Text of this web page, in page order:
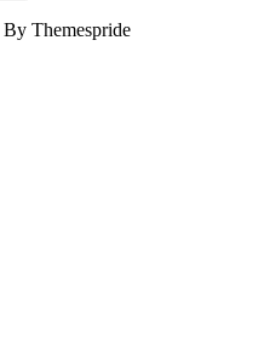
By Themespride